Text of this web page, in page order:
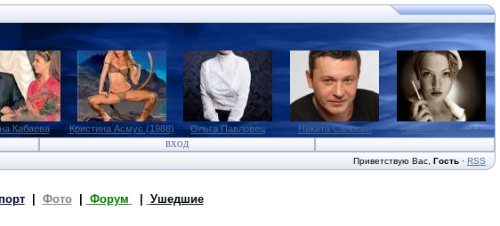
Кабаева Кристина Асмус (1988) Ольга Павловец Никита Салопин Наталия Житкова
ВХОД
Приветствую Вас Гость · RSS
| Фото| Форум Ушедшие